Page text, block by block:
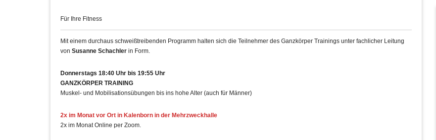
Für Ihre Fitness
Mit einem durchaus schweißtreibenden Programm halten sich die Teilnehmer des Ganzkörper Trainings unter fachlicher Leitung
von Susanne Schachler in Form.
Donnerstags 18:40 Uhr bis 19:55 Uhr
GANZKÖRPER TRAINING
Muskel- und Mobilisationsübungen bis ins hohe Alter (auch für Männer)
2x im Monat vor Ort in Kalenborn in der Mehrzweckhalle
2x im Monat Online per Zoom.